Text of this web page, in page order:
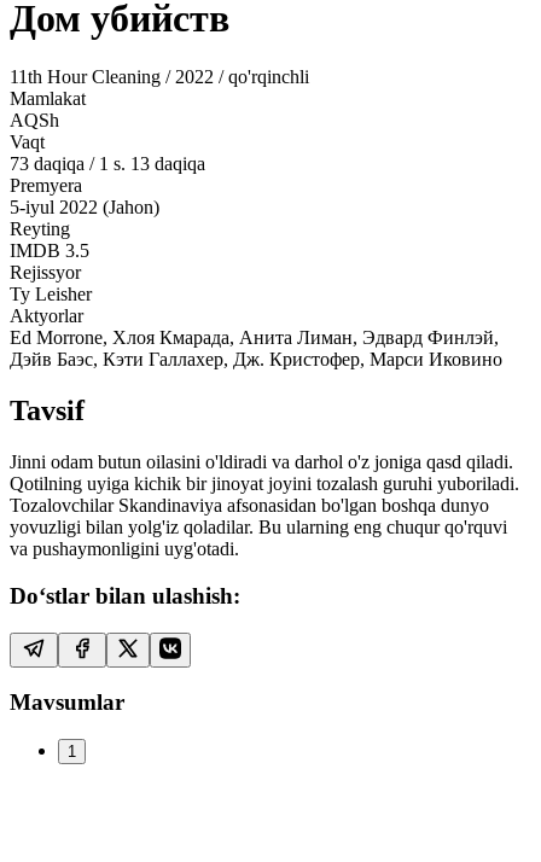
Дом убийств
11th Hour Cleaning / 2022 / qo'rqinchli
Mamlakat
AQSh
Vaqt
73 daqiqa / 1 s. 13 daqiqa
Premyera
5-iyul 2022 (Jahon)
Reyting
IMDB 3.5
Rejissyor
Ty Leisher
Aktyorlar
Ed Morrone, Хлоя Кмарада, Анита Лиман, Эдвард Финлэй,
Дэйв Баэс, Кэти Галлахер, Дж. Кристофер, Марси Иковино
Tavsif
Jinni odam butun oilasini o'ldiradi va darhol o'z joniga qasd qiladi.
Qotilning uyiga kichik bir jinoyat joyini tozalash guruhi yuboriladi.
Tozalovchilar Skandinaviya afsonasidan bo'lgan boshqa dunyo
yovuzligi bilan yolg'iz qoladilar. Bu ularning eng chuqur qo'rquvi
va pushaymonligini uyg'otadi.
Do‘stlar bilan ulashish:
Mavsumlar
1